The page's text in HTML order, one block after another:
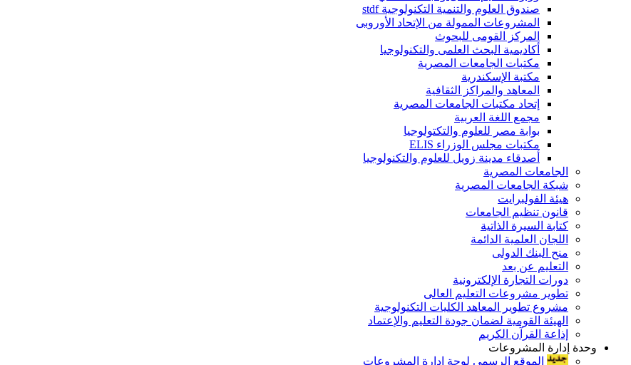
صندوق العلوم والتنمية التكنولوجية stdf
المشروعات الممولة من الإتحاد الأوروبى
المركز القومى للبحوث
أكاديمية البحث العلمى والتكنولوجيا
مكتبات الجامعات المصرية
مكتبة الإسكندرية
المعاهد والمراكز الثقافية
إتحاد مكتبات الجامعات المصرية
مجمع اللغة العربية
بوابة مصر للعلوم والتكتولوجيا
مكتبات مجلس الوزراء ELIS
أصدقاء مدينة زويل للعلوم والتكنولوجيا
الجامعات المصرية
شبكة الجامعات المصرية
هيئة الفولبرايت
قانون تنظيم الجامعات
كتابة السيرة الذاتية
اللجان العلمية الدائمة
منح البنك الدولى
التعليم عن بعد
دورات التجارة الإلكترونية
تطوير مشروعات التعليم العالى
مشروع تطوير المعاهد الكليات التكنولوجية
الهيئة القومية لضمان جودة التعليم والإعتماد
إذاعة القرآن الكريم
وحدة إدارة المشروعات
الموقع الرسمى لوحة إدارة المشروعات